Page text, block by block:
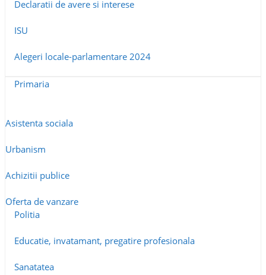
Declaratii de avere si interese
ISU
Alegeri locale-parlamentare 2024
Primaria
Asistenta sociala
Urbanism
Achizitii publice
Oferta de vanzare
Politia
Educatie, invatamant, pregatire profesionala
Sanatatea